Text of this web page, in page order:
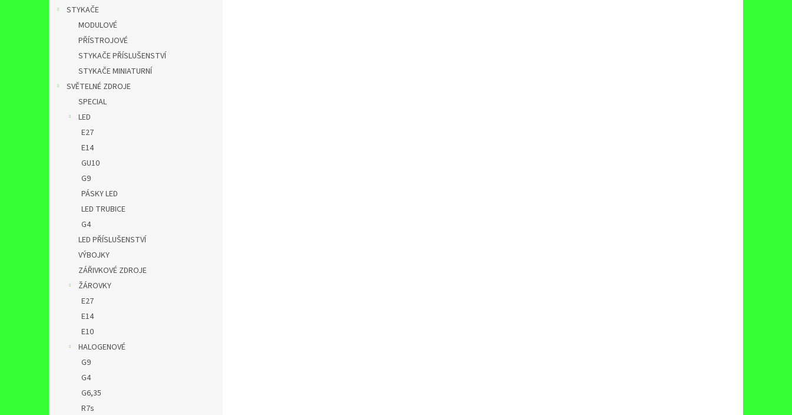
STYKAČE
MODULOVÉ
PŘÍSTROJOVÉ
STYKAČE PŘÍSLUŠENSTVÍ
STYKAČE MINIATURNÍ
SVĚTELNÉ ZDROJE
SPECIAL
LED
E27
E14
GU10
G9
PÁSKY LED
LED TRUBICE
G4
LED PŘÍSLUŠENSTVÍ
VÝBOJKY
ZÁŘIVKOVÉ ZDROJE
ŽÁROVKY
E27
E14
E10
HALOGENOVÉ
G9
G4
G6,35
R7s